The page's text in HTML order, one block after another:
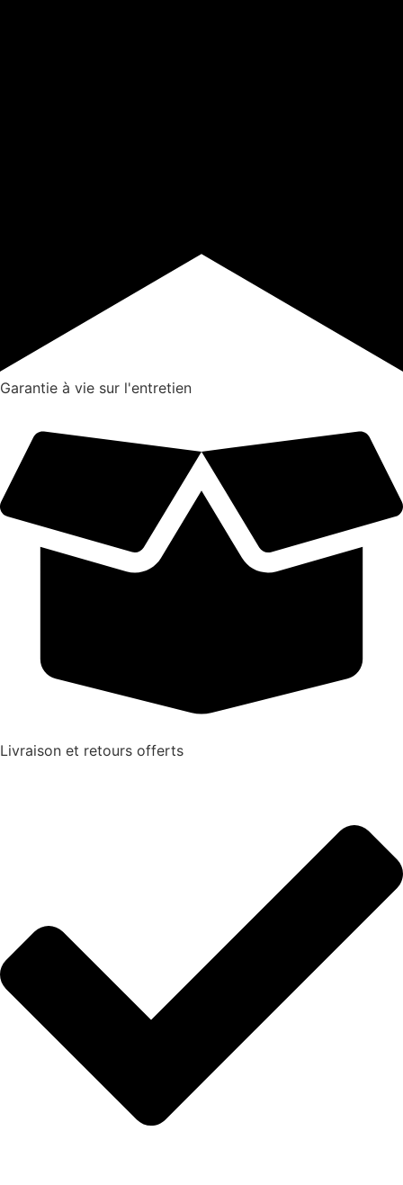
Garantie à vie sur l'entretien
Livraison et retours offerts